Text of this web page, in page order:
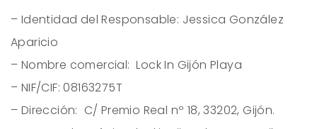
– Identidad del Responsable: Jessica González
Aparicio
– Nombre comercial: Lock In Gijón Playa
– NIF/CIF: 08163275T
– Dirección: C/ Premio Real nº 18, 33202, Gijón.